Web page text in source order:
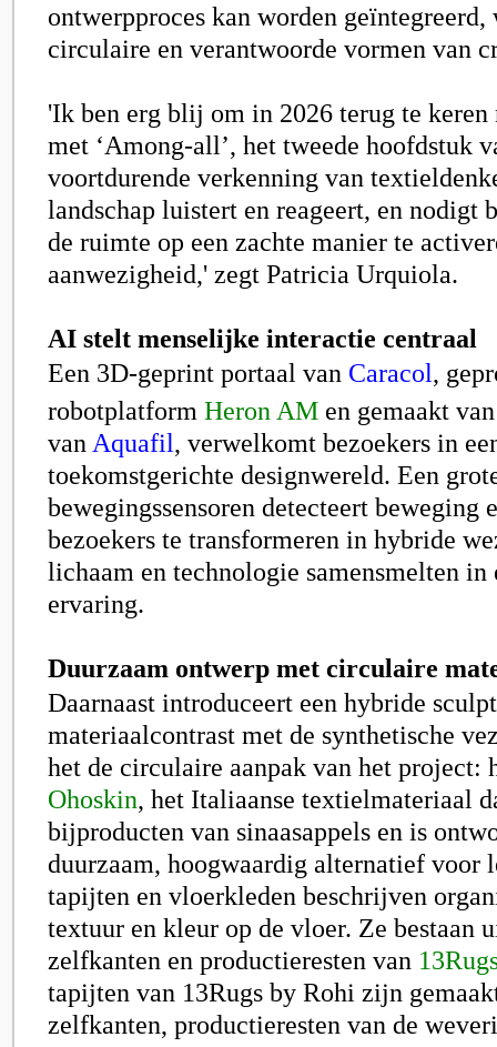
ontwerpproces kan worden
circulaire en verantwoorde vormen van
'Ik ben erg blij om in 2026 terug te
met ‘Among-all’, het tweede hoofdstuk
voortdurende verkenning van
landschap luistert en reageert, en nodigt
de ruimte op een zachte manier te
aanwezigheid,' zegt Patricia Urquiola.
AI stelt menselijke interactie centraal
Een 3D-geprint portaal van Caracol,
robotplatform Heron AM en gemaakt
van Aquafil, verwelkomt bezoekers in
toekomstgerichte designwereld. Een
bewegingssensoren detecteert beweging
bezoekers te transformeren in hybride
lichaam en technologie samensmelten in
ervaring.
Duurzaam ontwerp met circulaire
Daarnaast introduceert een hybride
materiaalcontrast met de synthetische
het de circulaire aanpak van het project:
Ohoskin, het Italiaanse textielmateriaal
bijproducten van sinaasappels en is
duurzaam, hoogwaardig alternatief voor
tapijten en vloerkleden beschrijven
textuur en kleur op de vloer. Ze bestaan
zelfkanten en productieresten van
tapijten van 13Rugs by Rohi zijn
zelfkanten, productieresten van de